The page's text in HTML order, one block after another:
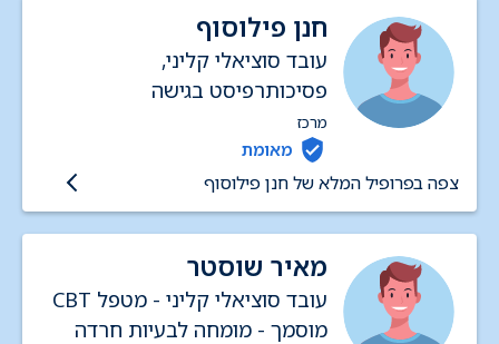
רחוק שאפשר :_)
חנן פילוסוף
עובד סוציאלי קליני,
פסיכותרפיסט בגישה
פסיכו-דינאמית אנליטית
מרכז
מאומת
צפה בפרופיל המלא של חנן פילוסוף
מאיר שוסטר
עובד סוציאלי קליני - מטפל CBT
מוסמך - מומחה לבעיות חרדה